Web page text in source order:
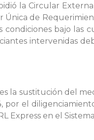
la Circular
de
bajo las
intervenidas
la sustitución del
por el
Express en el